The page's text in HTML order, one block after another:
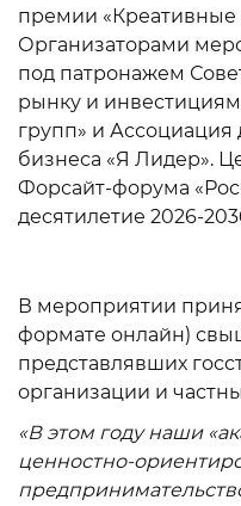
премии «Креативные
Организаторами
под патронажем
рынку и
групп» и Ассоциация
бизнеса «Я Лидер».
Форсайт-форума
десятилетие 2026-
В мероприятии
формате онлайн)
представлявших
организации и
«В этом году наши
ценностно-